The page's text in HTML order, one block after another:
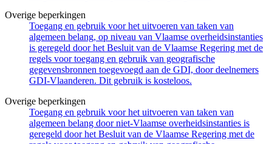
Overige beperkingen
Toegang en gebruik voor het uitvoeren van taken van
algemeen belang, op niveau van Vlaamse overheidsinstanties
is geregeld door het Besluit van de Vlaamse Regering met de
regels voor toegang en gebruik van geografische
gegevensbronnen toegevoegd aan de GDI, door deelnemers
GDI-Vlaanderen. Dit gebruik is kosteloos.
Overige beperkingen
Toegang en gebruik voor het uitvoeren van taken van
algemeen belang door niet-Vlaamse overheidsinstanties is
geregeld door het Besluit van de Vlaamse Regering met de